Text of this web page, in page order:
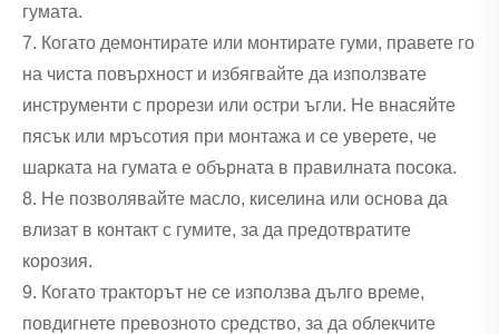
гумата.
7. Когато демонтирате или монтирате гуми, правете го
на чиста повърхност и избягвайте да използвате
инструменти с прорези или остри ъгли. Не внасяйте
пясък или мръсотия при монтажа и се уверете, че
шарката на гумата е обърната в правилната посока.
8. Не позволявайте масло, киселина или основа да
влизат в контакт с гумите, за да предотвратите
корозия.
9. Когато тракторът не се използва дълго време,
повдигнете превозното средство, за да облекчите